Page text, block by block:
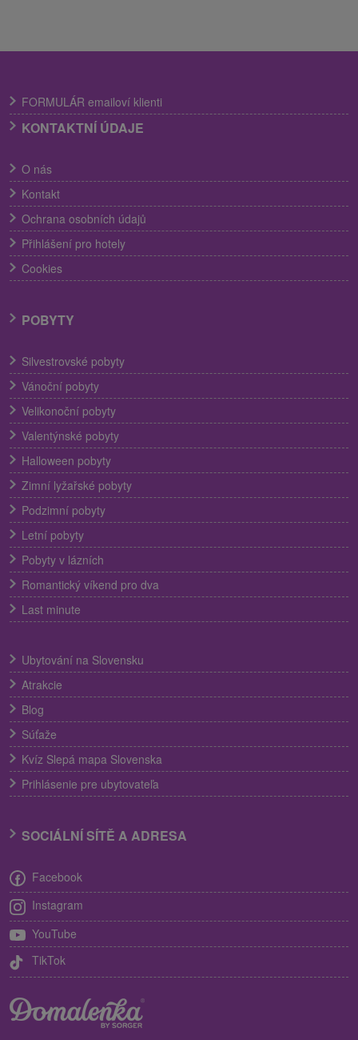
FORMULÁR emailoví klienti
KONTAKTNÍ ÚDAJE
O nás
Kontakt
Ochrana osobních údajů
Přihlášení pro hotely
Cookies
POBYTY
Silvestrovské pobyty
Vánoční pobyty
Velikonoční pobyty
Valentýnské pobyty
Halloween pobyty
Zimní lyžařské pobyty
Podzimní pobyty
Letní pobyty
Pobyty v lázních
Romantický víkend pro dva
Last minute
Ubytování na Slovensku
Atrakcie
Blog
Súťaže
Kvíz Slepá mapa Slovenska
Prihlásenie pre ubytovateľa
SOCIÁLNÍ SÍTĚ A ADRESA
Facebook
Instagram
YouTube
TikTok